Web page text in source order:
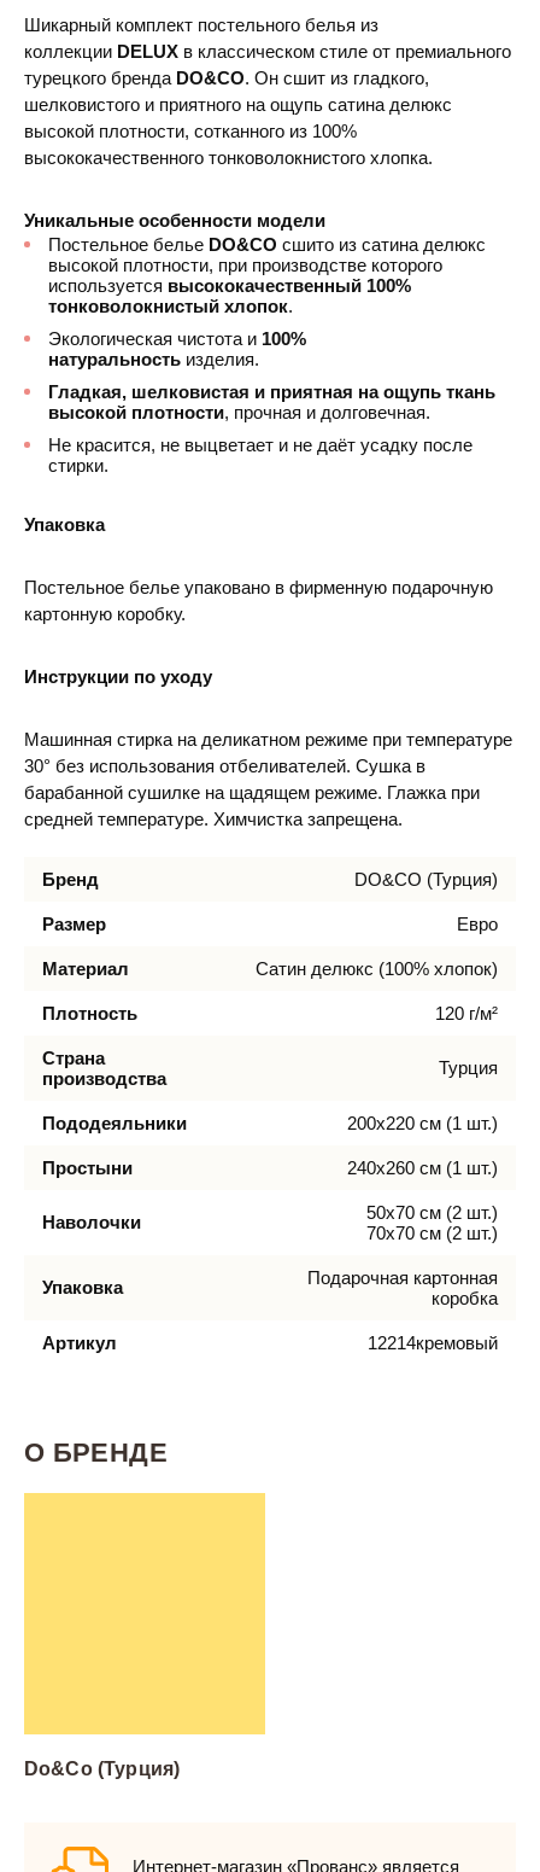
Шикарный комплект постельного белья из
коллекции DELUX в классическом стиле от премиального
турецкого бренда DO&CO. Он сшит из гладкого,
шелковистого и приятного на ощупь сатина делюкс
высокой плотности, сотканного из 100%
высококачественного тонковолокнистого хлопка.
Уникальные особенности модели
Постельное белье DO&CO сшито из сатина делюкс
высокой плотности, при производстве которого
используется высококачественный 100%
тонковолокнистый хлопок.
Экологическая чистота и 100%
натуральность изделия.
Гладкая, шелковистая и приятная на ощупь ткань
высокой плотности, прочная и долговечная.
Не красится, не выцветает и не даёт усадку после
стирки.
Упаковка
Постельное белье упаковано в фирменную подарочную
картонную коробку.
Инструкции по уходу
Машинная стирка на деликатном режиме при температуре
30° без использования отбеливателей. Сушка в
барабанной сушилке на щадящем режиме. Глажка при
средней температуре. Химчистка запрещена.
Бренд DO&CO (Турция)
Размер Евро
Материал Сатин делюкс (100% хлопок)
Плотность 120 г/м²
Страна
производства
Турция
Пододеяльники 200х220 см (1 шт.)
Простыни 240х260 см (1 шт.)
Наволочки
50х70 см (2 шт.)
70х70 см (2 шт.)
Упаковка
Подарочная картонная
коробка
Артикул 12214кремовый
О БРЕНДЕ
Do&Co (Турция)
Интернет-магазин «Прованс» является